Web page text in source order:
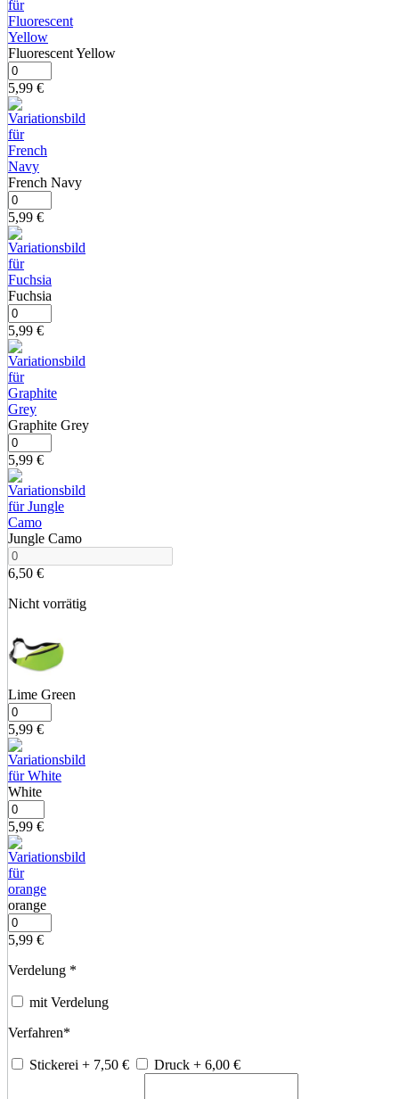
Fluorescent Yellow
5,99 €
French Navy
5,99 €
Fuchsia
5,99 €
Graphite Grey
5,99 €
Jungle Camo
6,50 €
Nicht vorrätig
Lime Green
5,99 €
White
5,99 €
orange
5,99 €
Verdelung *
mit Verdelung
Verfahren*
Stickerei + 7,50 € Druck + 6,00 €